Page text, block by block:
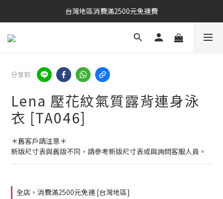
台灣地區消費滿2500元免運費
分享到
Lena 壓花紋氣質露背連身泳
衣 [TA046]
＊舊客戶請注意＊
新版尺寸表與舊版不同，請參考新版尺寸表或與詢問客服人員。
全店，消費滿2500元免運 [台灣地區]